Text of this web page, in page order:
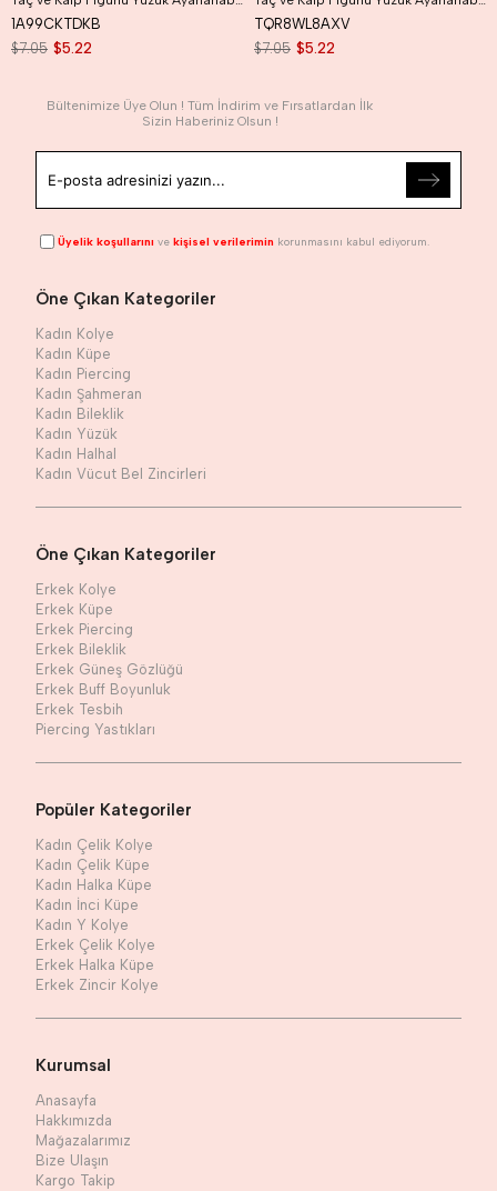
1A99CKTDKB
$5.22
$7.05
TQR8WL8AXV
$5.22
$7.05
Bültenimize Üye Olun ! Tüm İndirim ve Fırsatlardan İlk
Sizin Haberiniz Olsun !
Üyelik koşullarını vekişisel verilerimin korunmasını kabul ediyorum.
Öne Çıkan Kategoriler
Kadın Kolye
Kadın Küpe
Kadın Piercing
Kadın Şahmeran
Kadın Bileklik
Kadın Yüzük
Kadın Halhal
Kadın Vücut Bel Zincirleri
Öne Çıkan Kategoriler
Erkek Kolye
Erkek Küpe
Erkek Piercing
Erkek Bileklik
Erkek Güneş Gözlüğü
Erkek Buff Boyunluk
Erkek Tesbih
Piercing Yastıkları
Popüler Kategoriler
Kadın Çelik Kolye
Kadın Çelik Küpe
Kadın Halka Küpe
Kadın İnci Küpe
Kadın Y Kolye
Erkek Çelik Kolye
Erkek Halka Küpe
Erkek Zincir Kolye
Kurumsal
Anasayfa
Hakkımızda
Mağazalarımız
Bize Ulaşın
Kargo Takip